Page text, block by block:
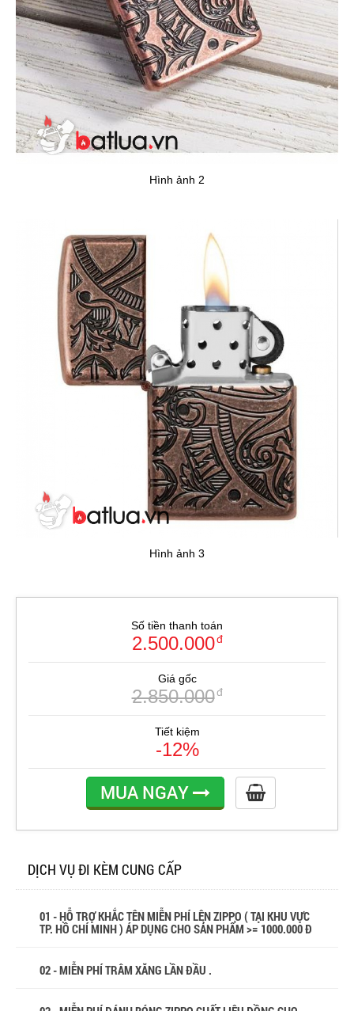
Hình ảnh 2
Hình ảnh 3
Số tiền thanh toán
2.500.000đ
Giá gốc
2.850.000đ
Tiết kiệm
-12%
MUA NGAY
DỊCH VỤ ĐI KÈM CUNG CẤP
01 - HỖ TRỢ KHẮC TÊN MIỄN PHÍ LÊN ZIPPO ( TẠI KHU VỰC
TP. HỒ CHÍ MINH ) ÁP DỤNG CHO SẢN PHẨM >= 1000.000 Đ
02 - MIỄN PHÍ TRÂM XĂNG LẦN ĐẦU .